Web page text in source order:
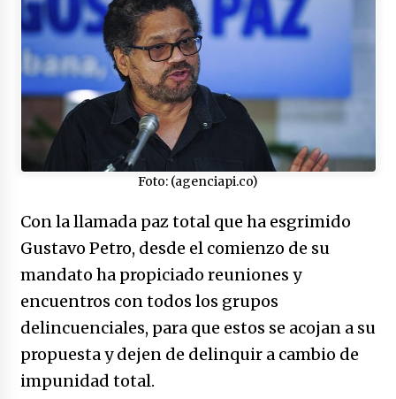
Medellín necesita gobernantes con sentido
de pertenencia
15/01/2026
Falcao regresa con el rabo entre las patas
07/01/2026
Captura de Maduro, donde manda capitán,
04/01/2026
Otro regalo navideño de Petrosky, al caído
caerle
31/12/2025
Que sea un hecho el decreto que quita prima
de servicios a honorables zánganos
31/12/2025
Foto: (agenciapi.co)
Con la llamada paz total que ha esgrimido
Gustavo Petro, desde el comienzo de su
mandato ha propiciado reuniones y
encuentros con todos los grupos
delincuenciales, para que estos se acojan a su
propuesta y dejen de delinquir a cambio de
impunidad total.